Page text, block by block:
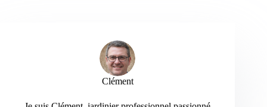
Clément